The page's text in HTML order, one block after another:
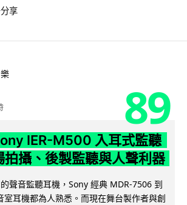
分享
89
IER-M500 入耳式監聽
拍攝、後製監聽與人聲利器
聲音監聽耳機，Sony 經典 MDR-7506 到
室耳機都為人熟悉。而現在舞台製作者與創